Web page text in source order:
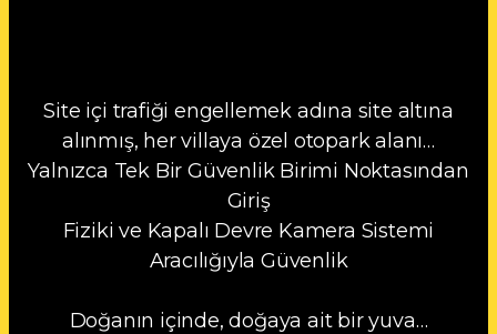
Site içi trafiği engellemek adına site altına
alınmış, her villaya özel otopark alanı…
Yalnızca Tek Bir Güvenlik Birimi Noktasından
Giriş
Fiziki ve Kapalı Devre Kamera Sistemi
Aracılığıyla Güvenlik
Doğanın içinde, doğaya ait bir yuva…